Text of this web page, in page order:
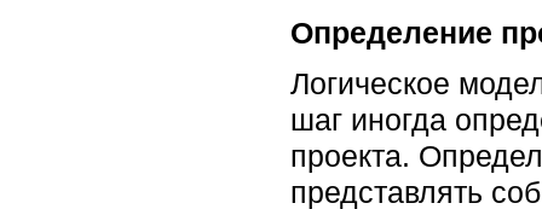
Определение
Логическое
шаг иногда
проекта.
представлять